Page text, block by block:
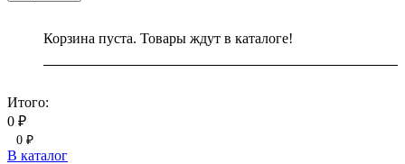
Корзина пуста. Товары ждут в каталоге!
Итого:
0 ₽
0 ₽
В каталог